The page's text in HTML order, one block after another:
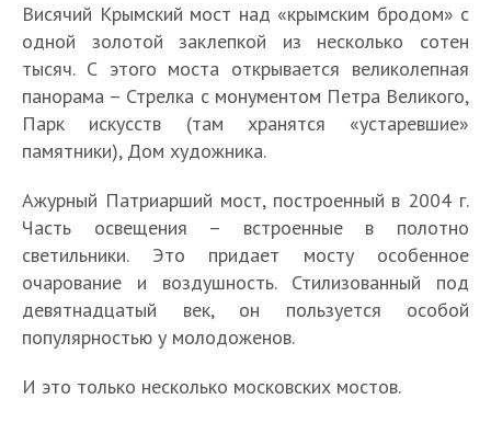
Висячий Крымский мост над «крымским бродом» с
одной золотой заклепкой из несколько сотен
тысяч. С этого моста открывается великолепная
панорама – Стрелка с монументом Петра Великого,
Парк искусств (там хранятся «устаревшие»
памятники), Дом художника.
Ажурный Патриарший мост, построенный в 2004 г.
Часть освещения – встроенные в полотно
светильники. Это придает мосту особенное
очарование и воздушность. Стилизованный под
девятнадцатый век, он пользуется особой
популярностью у молодоженов.
И это только несколько московских мостов.